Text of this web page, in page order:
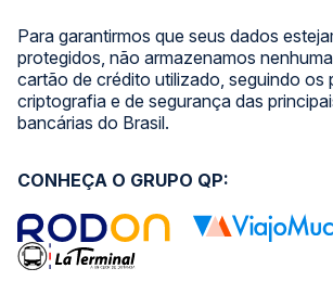
Para garantirmos que seus dados
protegidos, não armazenamos
cartão de crédito utilizado, seguindo os
criptografia e de segurança das
bancárias do Brasil.
CONHEÇA O GRUPO QP: